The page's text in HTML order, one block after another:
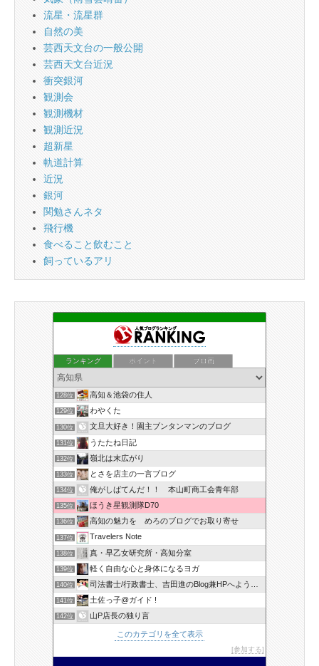
流星・流星群
自然の美
芸西天文台の一般公開
芸西天文台近況
衝突銀河
観測会
観測機材
観測近況
超新星
軌道計算
近況
銀河
関勉さんネタ
飛行機
食べること飲むこと
飼っているアリ
ランキング ポイント ブロ画
128位 高知＆池袋の住人
129位 わやくた
130位 文旦大好き！園主ブンタンマンのブログ
131位 うたたね日記
132位 嶺北は末広がり
133位 とさを店主の一言ブログ
134位 俺がしばてんだ！！ 本山町商工会青年部
135位 ほうき星観測隊D70
136位 高知の魅力を めろのブログでお取り寄せ
137位 Travelers Note
138位 真・早乙女研究所・高知分室
139位 軽く自由な心と身体になるヨガ
140位 司法書士/行政書士、吉田進のBlog兼HPへようこそ！
141位 土佐っ子@ガイド !
142位 山P店長の独り言
このカテゴリを全て表示
参加する